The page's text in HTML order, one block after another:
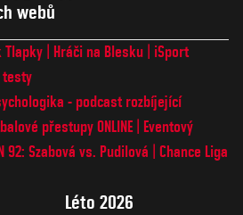
webů
Tlapky Hráči na Blesku
iSport
- podcast rozbíjející
přestupy ONLINE
Eventový
92: Szabová vs. Pudilová
Chance Liga
Léto 2026